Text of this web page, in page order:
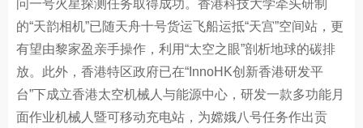
问一号火星探测任务取得成功。香港科技大学牵头研制
的“天韵相机”已随天舟十号货运飞船运抵“天宫”空间站，更
有望由黎家盈亲手操作，利用“太空之眼”剖析地球的碳排
放。此外，香港特区政府已在“InnoHK创新香港研发平
台”下成立香港太空机械人与能源中心，研发一款多功能月
面作业机械人暨可移动充电站，为嫦娥八号任务作出贡